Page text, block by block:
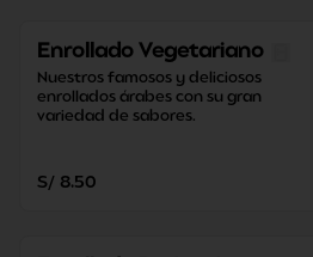
Enrollado Vegetariano
Nuestros famosos y deliciosos
enrollados árabes con su gran
variedad de sabores.
S/ 8.50